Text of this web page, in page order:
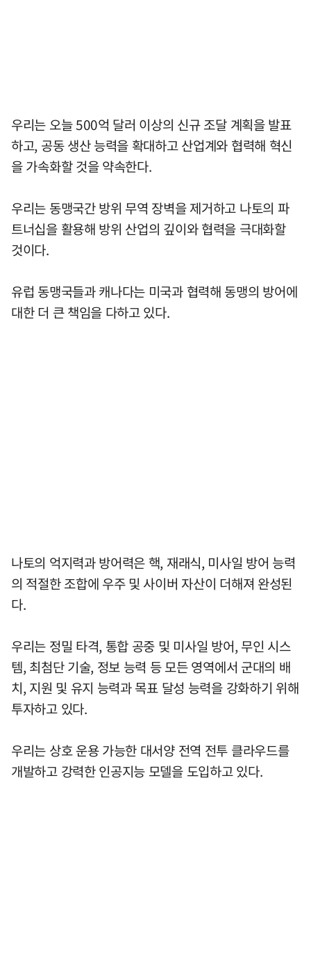
우리는 오늘 500억 달러 이상의 신규 조달 계획을 발표
하고, 공동 생산 능력을 확대하고 산업계와 협력해 혁신
을 가속화할 것을 약속한다.
우리는 동맹국간 방위 무역 장벽을 제거하고 나토의 파
트너십을 활용해 방위 산업의 깊이와 협력을 극대화할
것이다.
유럽 동맹국들과 캐나다는 미국과 협력해 동맹의 방어에
대한 더 큰 책임을 다하고 있다.
나토의 억지력과 방어력은 핵, 재래식, 미사일 방어 능력
의 적절한 조합에 우주 및 사이버 자산이 더해져 완성된
다.
우리는 정밀 타격, 통합 공중 및 미사일 방어, 무인 시스
템, 최첨단 기술, 정보 능력 등 모든 영역에서 군대의 배
치, 지원 및 유지 능력과 목표 달성 능력을 강화하기 위해
투자하고 있다.
우리는 상호 운용 가능한 대서양 전역 전투 클라우드를
개발하고 강력한 인공지능 모델을 도입하고 있다.